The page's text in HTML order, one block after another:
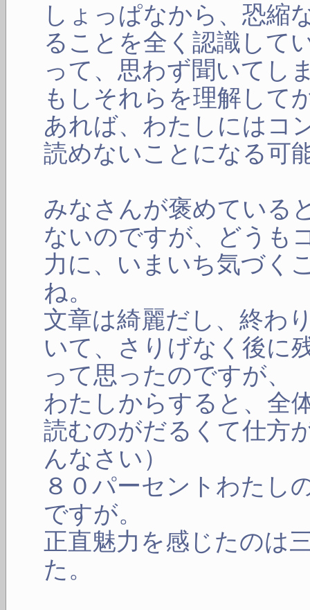
しょっぱなから、恐縮
ることを全く認識して
って、思わず聞いてし
もしそれらを理解して
あれば、わたしにはコ
読めないことになる可
みなさんが褒めている
ないのですが、どうも
力に、いまいち気づく
ね。
文章は綺麗だし、終わ
いて、さりげなく後に
って思ったのですが、
わたしからすると、全
読むのがだるくて仕方
んなさい）
８０パーセントわたし
ですが。
正直魅力を感じたのは
た。